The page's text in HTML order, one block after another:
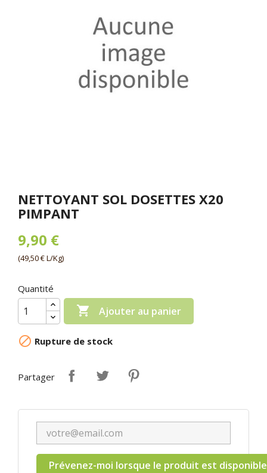
NETTOYANT SOL DOSETTES X20
PIMPANT
9,90 €
(49,50 € L/Kg)
Quantité
 Ajouter au panier
 Rupture de stock
Partager
Prévenez-moi lorsque le produit est disponible